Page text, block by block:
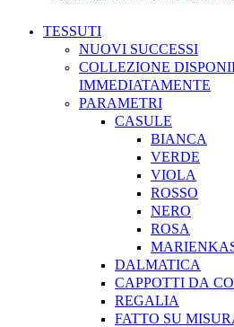
TESSUTI
NUOVI SUCCESSI
COLLEZIONE
IMMEDIATAMENTE
PARAMETRI
CASULE
BIANCA
VERDE
VIOLA
ROSSO
NERO
ROSA
DALMATICA
CAPPOTTI DA
REGALIA
FATTO SU